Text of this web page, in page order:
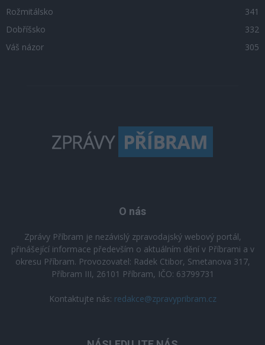
Rožmitálsko
341
Dobříšsko
332
Váš názor
305
O nás
Zprávy Příbram je nezávislý zpravodajský webový portál,
přinášející informace především o aktuálním dění v Příbrami a v
okresu Příbram. Provozovatel: Radek Ctibor, Smetanova 317,
Příbram III, 26101 Příbram, IČO: 63799731
Kontaktujte nás: redakce@zpravypribram.cz